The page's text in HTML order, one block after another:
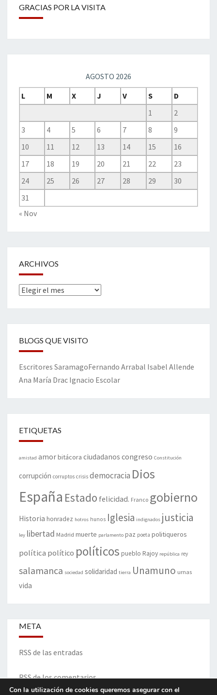
GRACIAS POR LA VISITA
AGOSTO 2026
L
M X J V S
D
1
2
3
4 5 6 7 8
9
10
11 12 13 14 15
16
17
18 19 20 21 22
23
24
25 26 27 28 29
30
31
« Nov
ARCHIVOS
Archivos
BLOGS QUE VISITO
Escritores SaramagoFernando Arrabal Isabel Allende
Ana María Drac Ignacio Escolar
ETIQUETAS
amistad amorbitácora ciudadanos congreso Constitución
corrupción corruptos crisis democracia Dios
España Estado felicidad. Franco gobierno
Historia honradez hotros hunos Iglesia indignados justicia
ley libertad Madrid muerte parlamento paz poeta politiqueros
política político políticos pueblo Rajoy república rey
salamanca sociedad solidaridad tierra Unamuno urnas
vida
META
RSS de las entradas
RSS de los comentarios
Con la utilización de cookies queremos asegurar con el